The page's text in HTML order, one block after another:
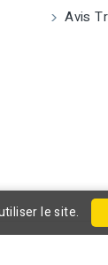
Avis
le site.